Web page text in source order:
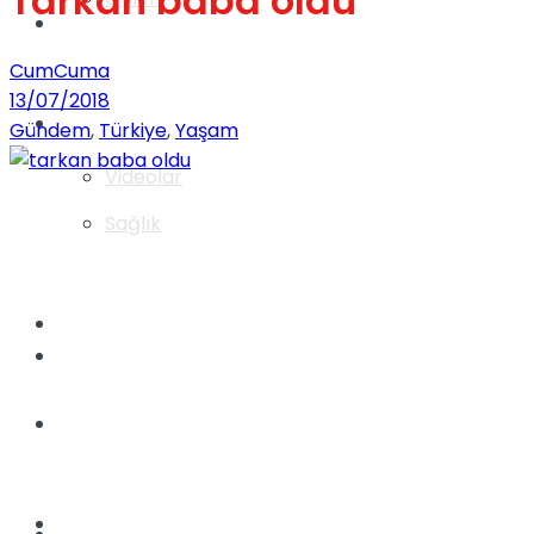
Videolar
Gündem
Yaşam
Sağlık
CumCuma
13/07/2018
Gündem, Türkiye,Yaşam